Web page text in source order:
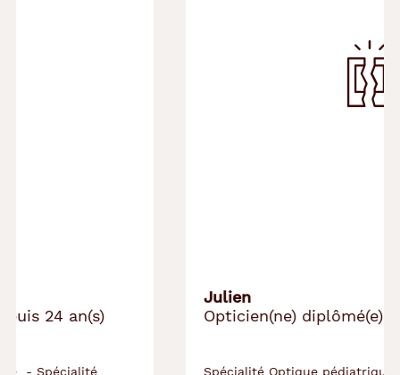
Opticien(ne) diplômé(e) depuis 16 an(s)
Spécialité Optique pédiatrique - Vision de l'enfant -